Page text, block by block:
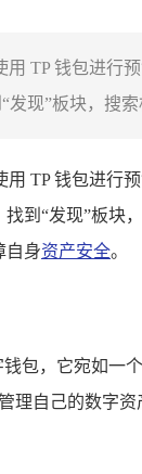
TP 钱包进
现”板块，搜
TP 钱包进
到“发现”板
自身资产安全。
钱包，它宛如一
自己的数字